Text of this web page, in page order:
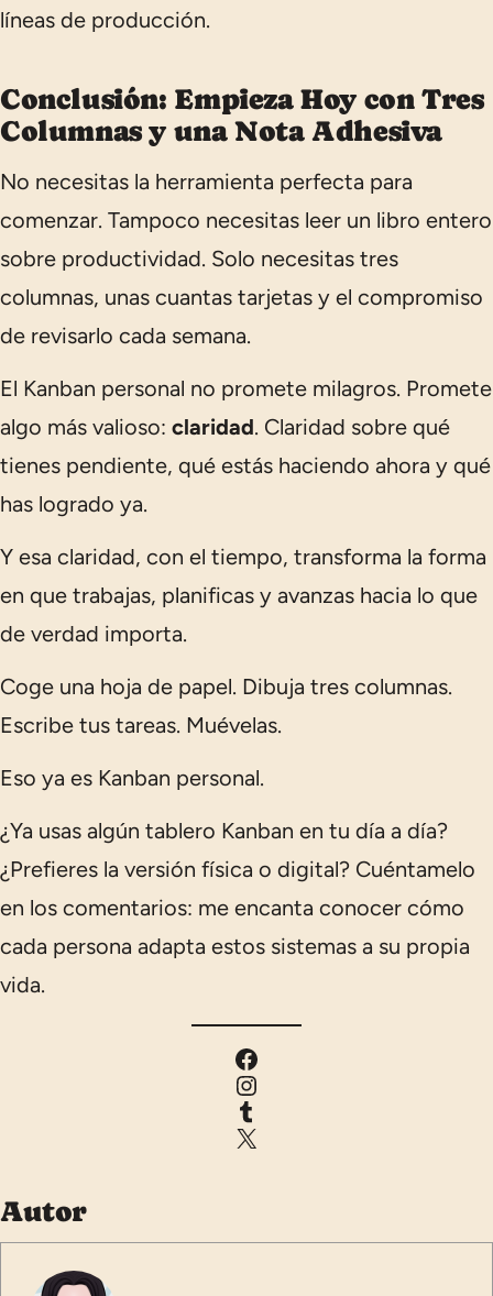
líneas de producción.
Conclusión: Empieza Hoy con Tres
Columnas y una Nota Adhesiva
No necesitas la herramienta perfecta para
comenzar. Tampoco necesitas leer un libro entero
sobre productividad. Solo necesitas tres
columnas, unas cuantas tarjetas y el compromiso
de revisarlo cada semana.
El Kanban personal no promete milagros. Promete
algo más valioso: claridad. Claridad sobre qué
tienes pendiente, qué estás haciendo ahora y qué
has logrado ya.
Y esa claridad, con el tiempo, transforma la forma
en que trabajas, planificas y avanzas hacia lo que
de verdad importa.
Coge una hoja de papel. Dibuja tres columnas.
Escribe tus tareas. Muévelas.
Eso ya es Kanban personal.
¿Ya usas algún tablero Kanban en tu día a día?
¿Prefieres la versión física o digital? Cuéntamelo
en los comentarios: me encanta conocer cómo
cada persona adapta estos sistemas a su propia
vida.
Facebook
Instagram
Tumblr
X
Autor